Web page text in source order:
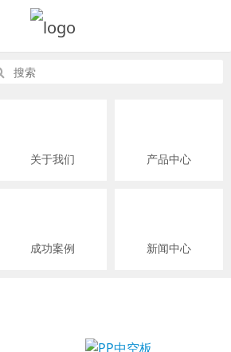
关于我们 产品中心
成功案例 新闻中心